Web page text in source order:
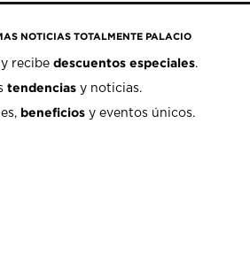
NOTICIAS TOTALMENTE PALACIO
y recibedescuentos especiales.
tendencias y noticias.
beneficios y eventos únicos.